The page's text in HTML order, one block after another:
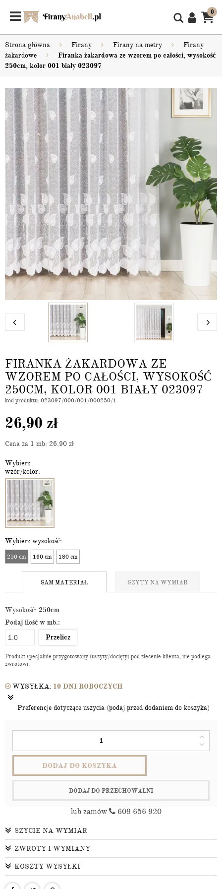
0
Strona główna Firany Firany na metry
Firany
żakardowe
Firanka żakardowa ze wzorem po całości, wysokość
250cm, kolor 001 biały 023097
FIRANKA ŻAKARDOWA ZE
WZOREM PO CAŁOŚCI, WYSOKOŚĆ
250CM, KOLOR 001 BIAŁY 023097
kod produktu: 023097/000/001/000250/1
26,90 zł
Cena za 1 mb: 26,90 zł
Wybierz
wzór/kolor:
Wybierz wysokość:
250 cm 160 cm 180 cm
SAM MATERIAŁ SZYTY NA WYMIAR
Wysokość: 250cm
Podaj ilość w mb.:
Przelicz
Produkt specjalnie przygotowany (uszyty/docięty) pod zlecenie klienta, nie podlega
zwrotowi.
WYSYŁKA: 10 DNI ROBOCZYCH
Preferencje dotyczące uszycia (podaj przed dodaniem do koszyka)
DODAJ DO KOSZYKA
DODAJ DO PRZECHOWALNI
lub zamów 609 656 920
SZYCIE NA WYMIAR
ZWROTY I WYMIANY
KOSZTY WYSYŁKI